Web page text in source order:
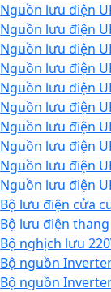
Nguồn lưu điện
Nguồn lưu điện
Nguồn lưu điện
Nguồn lưu điện
Nguồn lưu điện
Nguồn lưu điện
Nguồn lưu điện
Nguồn lưu điện
Nguồn lưu điện
Nguồn lưu điện
Bộ lưu điện cửa
Bộ lưu điện
Bộ nghịch lưu
Bộ nguồn
Bộ nguồn Inverter